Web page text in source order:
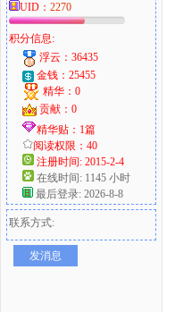
UID： 2270
积分信息:
浮云：36435
金钱：25455
精华：0
贡献：0
精华贴：1篇
阅读权限：40
注册时间: 2015-2-4
在线时间: 1145 小时
最后登录: 2026-8-8
联系方式:
发消息